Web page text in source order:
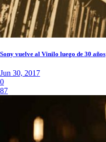
Sony vuelve al Vinilo luego de 30 años
Jun 30, 2017
0
87